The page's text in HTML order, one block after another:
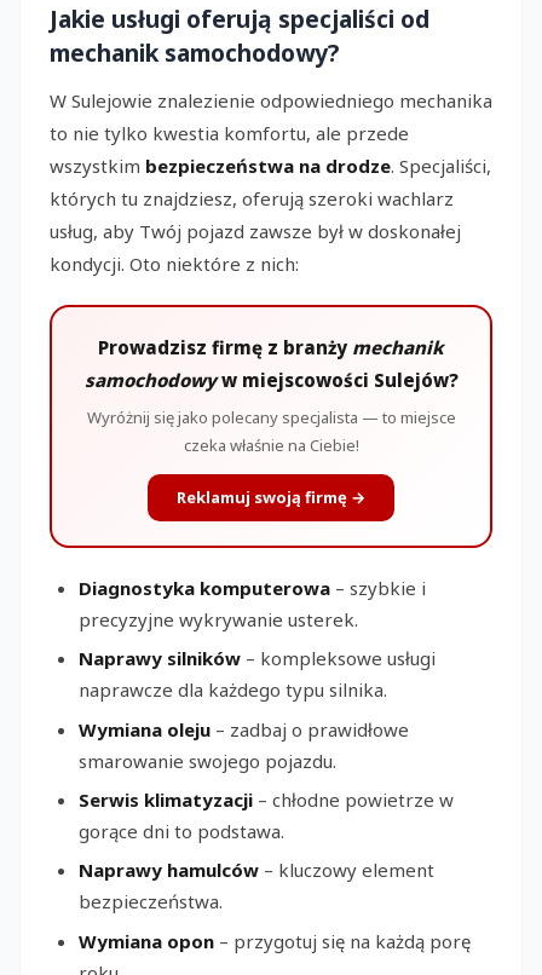
Jakie usługi oferują specjaliści od
mechanik samochodowy?
W Sulejowie znalezienie odpowiedniego mechanika
to nie tylko kwestia komfortu, ale przede
wszystkim bezpieczeństwa na drodze. Specjaliści,
których tu znajdziesz, oferują szeroki wachlarz
usług, aby Twój pojazd zawsze był w doskonałej
kondycji. Oto niektóre z nich:
Prowadzisz firmę z branży mechanik
samochodowyw miejscowości Sulejów?
Wyróżnij się jako polecany specjalista — to miejsce
czeka właśnie na Ciebie!
Reklamuj swoją firmę →
Diagnostyka komputerowa – szybkie i
precyzyjne wykrywanie usterek.
Naprawy silników – kompleksowe usługi
naprawcze dla każdego typu silnika.
Wymiana oleju – zadbaj o prawidłowe
smarowanie swojego pojazdu.
Serwis klimatyzacji – chłodne powietrze w
gorące dni to podstawa.
Naprawy hamulców – kluczowy element
bezpieczeństwa.
Wymiana opon – przygotuj się na każdą porę